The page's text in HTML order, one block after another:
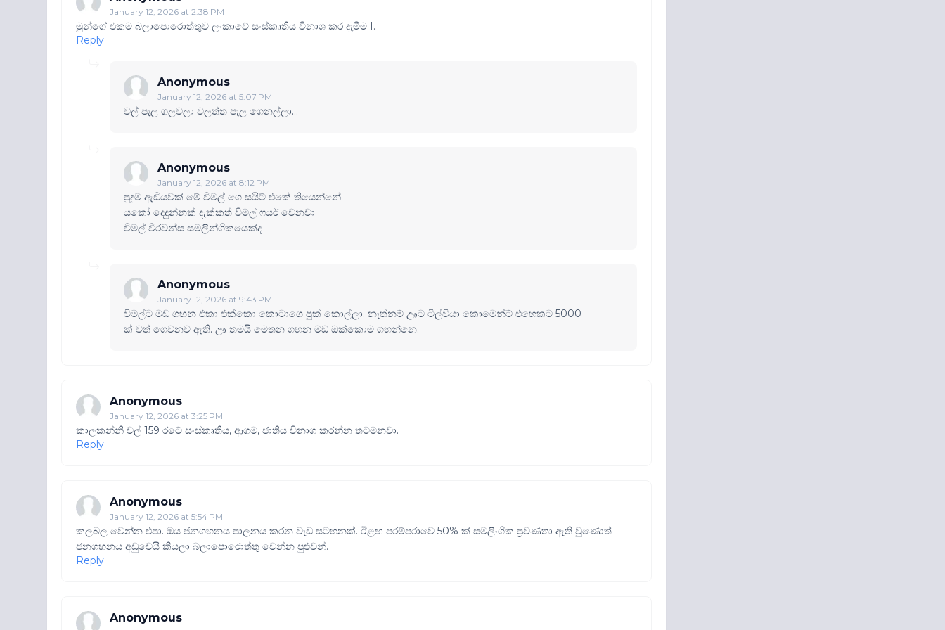
January 12, 2026 at 2:38 PM
මුන්ගේ එකම බලාපොරොත්තුව ලංකාවේ සංස්කෘතිය විනාශ කර දැමීම I.
Reply
Anonymous
January 12, 2026 at 5:07 PM
වල් පැල ගලවලා වලත්ත පැල ගෙනල්ලා...
Anonymous
January 12, 2026 at 8:12 PM
පුදුම ඇඩියවක් මේ විමල් ගෙ සයිට් එකේ තියෙන්නේ
යකෝ දෙදුන්නක් දැක්කත් විමල් ෆයර් වෙනවා
විමල් වීරවන්ස සමලින්ගිකයෙක්ද
Anonymous
January 12, 2026 at 9:43 PM
විමල්ට මඩ ගහන එකා එක්කො කොටාගෙ පුක් කොල්ලා. නැත්නම් ඌට ටිල්වියා කොමෙන්ට් එහෙකට 5000
ක් වත් ගෙවනව ඇති. ඌ තමයි මෙතන ගහන මඩ ඔක්කොම ගහන්නෙ.
Anonymous
January 12, 2026 at 3:25 PM
කාලකන්නි වල් 159 රටේ සංස්කෘතිය, ආගම, ජාතිය විනාශ කරන්න තටමනවා.
Reply
Anonymous
January 12, 2026 at 5:54 PM
කලබල වෙන්න එපා. ඔය ජනගහනය පාලනය කරන වැඩ සටහනක්. ඊළඟ පරම්පරාවෙ 50% ක් සමලිංගික ප්‍රවණතා ඇති වුණොත්
ජනගහනය අඩුවෙයි කියලා බලාපොරොත්තු වෙන්න පුළුවන්.
Reply
Anonymous